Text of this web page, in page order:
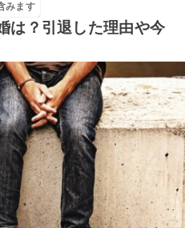
みます
は？引退した理由や今